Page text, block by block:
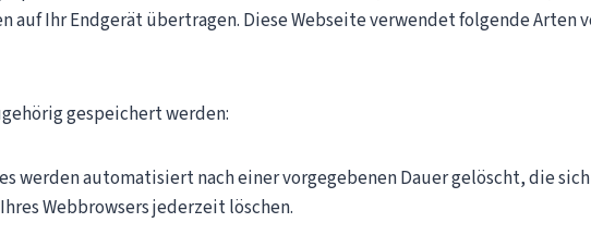
auf Ihr Endgerät übertragen. Diese Webseite verwendet folgende Arten
gespeichert werden:
werden automatisiert nach einer vorgegebenen Dauer gelöscht, die
Webbrowsers jederzeit löschen.